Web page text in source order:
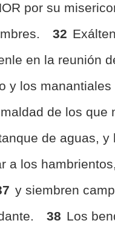
por su
32
en la reunión
y los manantiales
de los que
de aguas,
a los
y siembren
38 Los